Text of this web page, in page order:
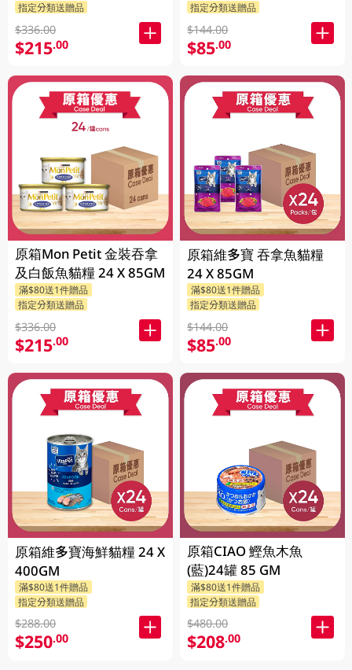
指定分類送贈品
$336.00
$215.00
原箱Mon Petit 金裝吞拿
及白飯魚貓糧 24 X 85GM
滿$80送1件贈品
指定分類送贈品
$336.00
$215.00
原箱維多寶海鮮貓糧 24 X
400GM
滿$80送1件贈品
指定分類送贈品
$288.00
$250.00
指定分類送贈品
$144.00
$85.00
原箱維多寶 吞拿魚貓糧
24 X 85GM
滿$80送1件贈品
指定分類送贈品
$144.00
$85.00
原箱CIAO 鰹魚木魚
(藍)24罐 85 GM
滿$80送1件贈品
指定分類送贈品
$480.00
$208.00